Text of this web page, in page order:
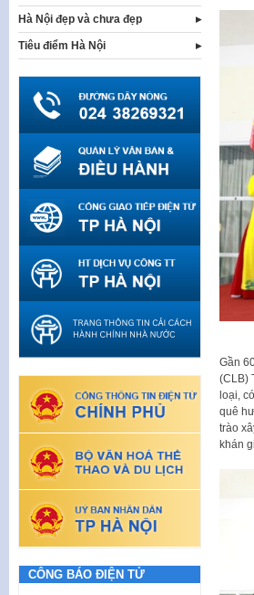
Gần
(CLB)
loại,
quê
trào
khán
Hà Nội đẹp và chưa đẹp
Tiêu điểm Hà Nội
CÔNG BÁO ĐIỆN TỬ